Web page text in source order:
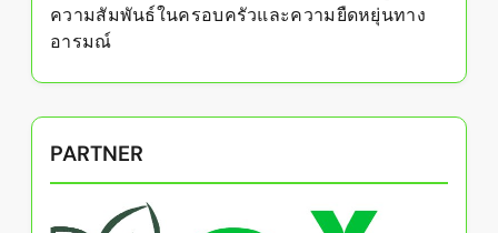
ความสัมพันธ์ในครอบครัวและความยืดหยุ่นทาง
อารมณ์
PARTNER